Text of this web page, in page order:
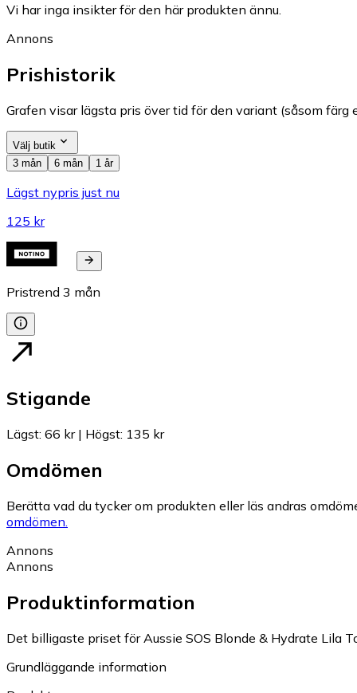
Vi har inga insikter för den här produkten ännu.
Annons
Prishistorik
Grafen visar lägsta pris över tid för den variant (såsom
Välj butik
3 mån
6 mån 1 år
Lägst nypris just nu
125 kr
Pristrend 3 mån
Stigande
Lägst: 66 kr| Högst: 135 kr
Omdömen
Berätta vad du tycker om produkten eller läs andras
omdömen.
Annons
Annons
Produktinformation
Det billigaste priset för Aussie SOS Blonde & Hydrate Lila
Grundläggande information